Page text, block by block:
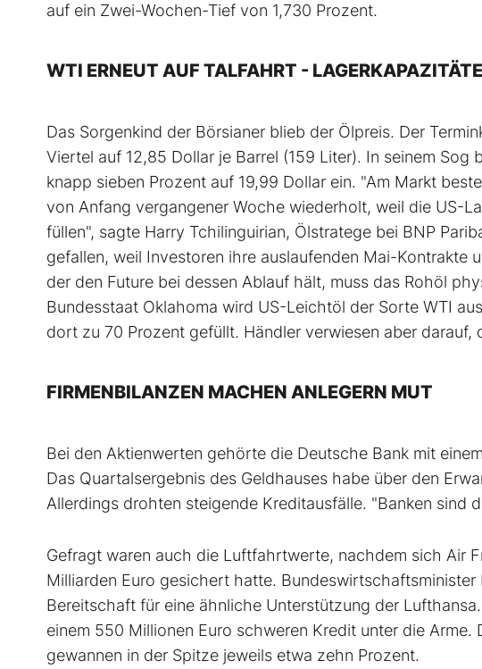
auf ein Zwei-Wochen-Tief von 1,730 Prozent.
WTI ERNEUT AUF TALFAHRT -
Das Sorgenkind der Börsianer blieb der Ölpreis. Der
Viertel auf 12,85 Dollar je Barrel (159 Liter). In seinem
knapp sieben Prozent auf 19,99 Dollar ein. "Am Markt
von Anfang vergangener Woche wiederholt, weil die US-
füllen", sagte Harry Tchilinguirian, Ölstratege bei BNP
gefallen, weil Investoren ihre auslaufenden Mai-Kontrakte
der den Future bei dessen Ablauf hält, muss das Rohöl
Bundesstaat Oklahoma wird US-Leichtöl der Sorte WTI
dort zu 70 Prozent gefüllt. Händler verwiesen aber
FIRMENBILANZEN MACHEN ANLEGERN MUT
Bei den Aktienwerten gehörte die Deutsche Bank mit
Das Quartalsergebnis des Geldhauses habe über den
Allerdings drohten steigende Kreditausfälle. "Banken sind
Gefragt waren auch die Luftfahrtwerte, nachdem sich Air
Milliarden Euro gesichert hatte.
Bereitschaft für eine ähnliche Unterstützung der
einem 550 Millionen Euro schweren Kredit unter die
gewannen in der Spitze jeweils etwa zehn Prozent.